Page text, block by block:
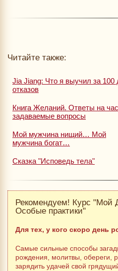
Читайте также:
Jia Jiang: Что я выучил за 100
отказов
Книга Желаний. Ответы на
задаваемые вопросы
Мой мужчина нищий… Мой
мужчина богат…
Сказка "Исповедь тела"
Рекомендуем! Курс "Мой
Особые практики"
Для тех, у кого скоро день
Самые сильные способы
рождения, молитвы, обереги,
зарядить удачей свой